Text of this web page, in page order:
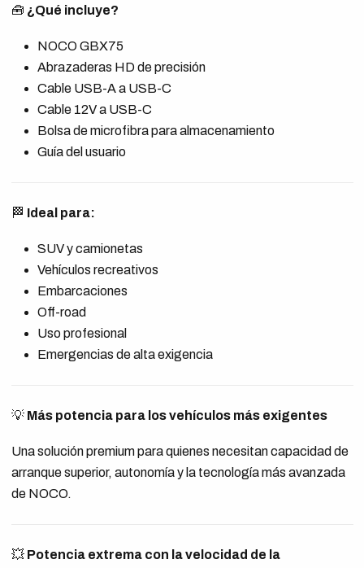
🧰 ¿Qué incluye?
NOCO GBX75
Abrazaderas HD de precisión
Cable USB-A a USB-C
Cable 12V a USB-C
Bolsa de microfibra para almacenamiento
Guía del usuario
🏁 Ideal para:
SUV y camionetas
Vehículos recreativos
Embarcaciones
Off-road
Uso profesional
Emergencias de alta exigencia
💡 Más potencia para los vehículos más exigentes
Una solución premium para quienes necesitan capacidad de
arranque superior, autonomía y la tecnología más avanzada
de NOCO.
💥 Potencia extrema con la velocidad de la